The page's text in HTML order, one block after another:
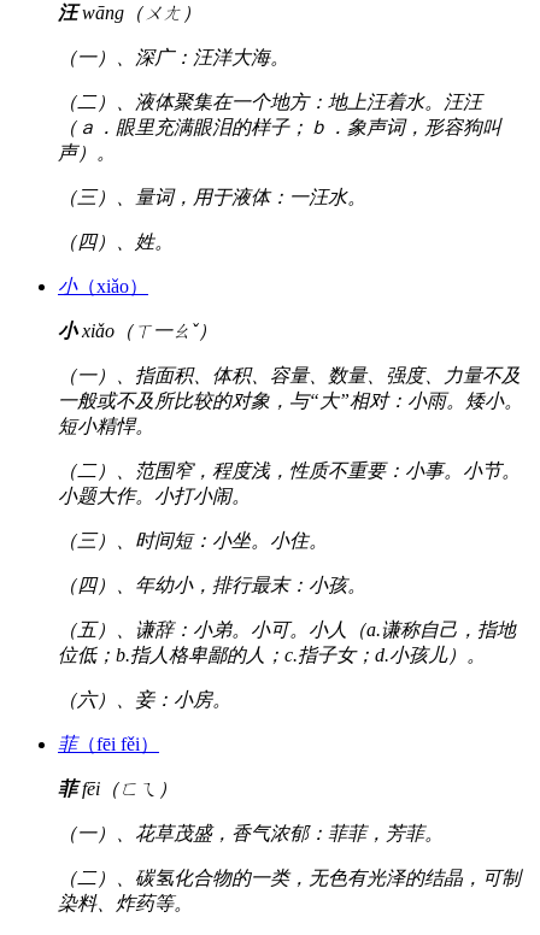
汪wāng（ㄨㄤ）
（一）、深广：汪洋大海。
（二）、液体聚集在一个地方：地上汪着水。汪汪
（ａ．眼里充满眼泪的样子；ｂ．象声词，形容狗叫
声）。
（三）、量词，用于液体：一汪水。
（四）、姓。
小（xiǎo）
小xiǎo（ㄒ一ㄠˇ）
（一）、指面积、体积、容量、数量、强度、力量不及
一般或不及所比较的对象，与“大”相对：小雨。矮小。
短小精悍。
（二）、范围窄，程度浅，性质不重要：小事。小节。
小题大作。小打小闹。
（三）、时间短：小坐。小住。
（四）、年幼小，排行最末：小孩。
（五）、谦辞：小弟。小可。小人（a.谦称自己，指地
位低；b.指人格卑鄙的人；c.指子女；d.小孩儿）。
（六）、妾：小房。
菲（fēi fěi）
菲fēi（ㄈㄟ）
（一）、花草茂盛，香气浓郁：菲菲，芳菲。
（二）、碳氢化合物的一类，无色有光泽的结晶，可制
染料、炸药等。